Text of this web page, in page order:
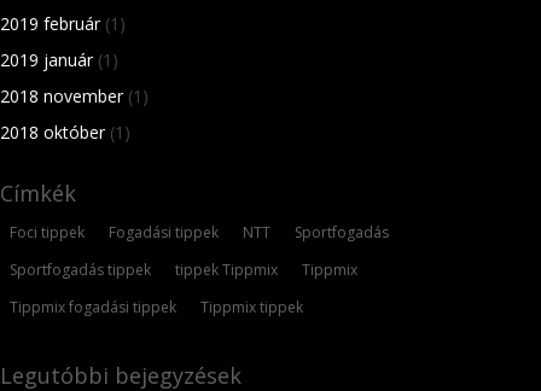
2019 február(1)
2019 január(1)
2018 november(1)
2018 október(1)
Címkék
Foci tippek Fogadási tippek NTT
Sportfogadás
Sportfogadás tippek
tippek Tippmix
Tippmix
Tippmix fogadási tippek
Tippmix tippek
Legutóbbi bejegyzések